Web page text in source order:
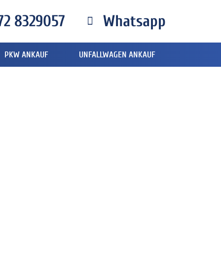
8329057 Whatsapp
PKW ANKAUF UNFALLWAGEN ANKAUF